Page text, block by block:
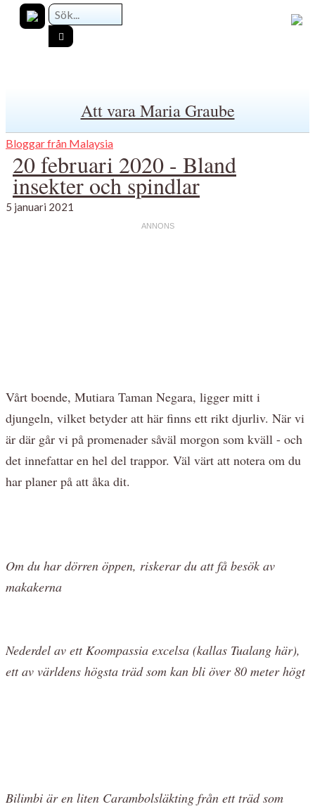
Att vara Maria Graube
Bloggar från Malaysia
20 februari 2020 - Bland
insekter och spindlar
5 januari 2021
Vårt boende, Mutiara Taman Negara, ligger mitt i
djungeln, vilket betyder att här finns ett rikt djurliv. När vi
är där går vi på promenader såväl morgon som kväll - och
det innefattar en hel del trappor. Väl värt att notera om du
har planer på att åka dit.
Om du har dörren öppen, riskerar du att få besök av
makakerna
Nederdel av ett Koompassia excelsa (kallas Tualang här),
ett av världens högsta träd som kan bli över 80 meter högt
Bilimbi är en liten Carambolsläkting från ett träd som